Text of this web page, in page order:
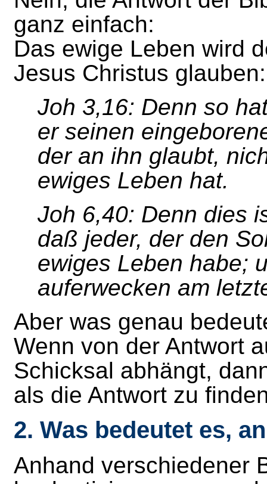
ganz einfach:
Das ewige Leben wird
Jesus Christus glauben:
Joh 3,16: Denn so
er seinen
der an ihn glaubt,
ewiges Leben hat.
Joh 6,40: Denn dies
daß jeder, der den
ewiges Leben habe;
auferwecken am
Aber was genau
Wenn von der Antwort
Schicksal abhängt,
als die Antwort zu
2. Was bedeutet es,
Anhand verschiedener